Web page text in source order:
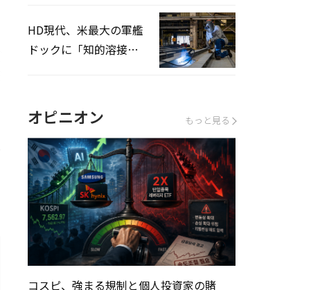
HD現代、米最大の軍艦
ドックに「知的溶接」
オピニオン もっと見る
コスピ、強まる規制と個人投資家の賭